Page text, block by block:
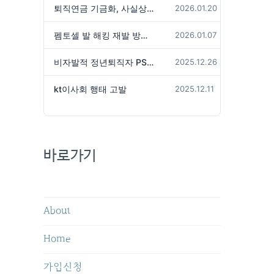
퇴직연금 기금화, 사실상 국가가 관리하겠다는 것인가? 2026.01.20
펨토셀 발 해킹 재발 방지 위해서는 2026.01.07
비자발적 정년퇴직자 PS성과급 미지급은 임금체불 아닌가? 2025.12.26
kt이사회 행태 고발 2025.12.11
바로가기
About
Home
가입신청